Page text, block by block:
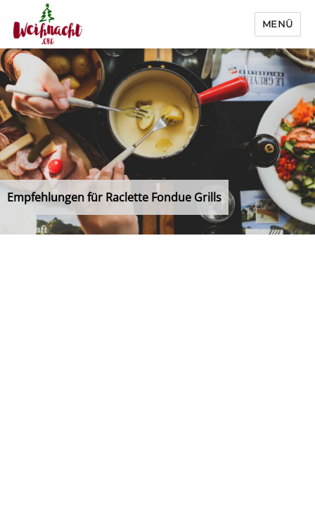
Weihnacht.org
MENÜ
Empfehlungen für Raclette Fondue Grills